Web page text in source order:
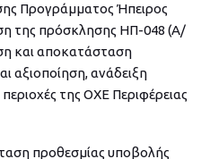
Προγράμματος Ήπειρος
της πρόσκλησης ΗΠ-048 (Α/
και αποκατάσταση
αξιοποίηση, ανάδειξη
της ΟΧΕ Περιφέρειας
προθεσμίας υποβολής